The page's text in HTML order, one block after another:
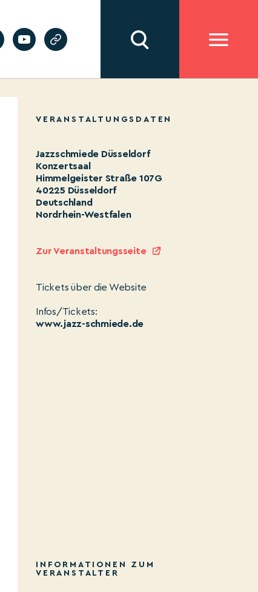
VERANSTALTUNGSDATEN
Jazzschmiede Düsseldorf
Konzertsaal
Himmelgeister Straße 107G
40225 Düsseldorf
Deutschland
Nordrhein-Westfalen
Zur Veranstaltungsseite
Tickets über die Website
Infos/Tickets:
www.jazz-schmiede.de
INFORMATIONEN ZUM
VERANSTALTER